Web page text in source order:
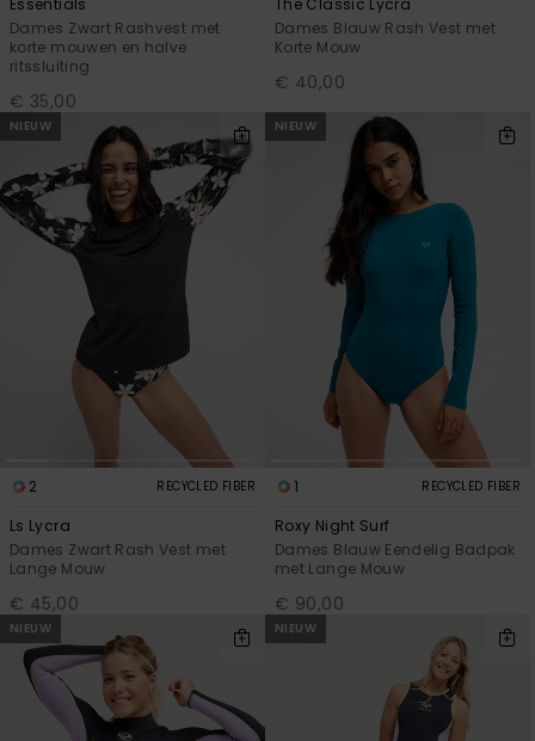
Dames Zwart Rashvest met
korte mouwen en halve
ritssluiting
€ 35,00
Dames Blauw Rash Vest met
Korte Mouw
€ 40,00
NIEUW
2 RECYCLED FIBER
Ls Lycra
Dames Zwart Rash Vest met
Lange Mouw
€ 45,00
NIEUW
1 RECYCLED FIBER
Roxy Night Surf
Dames Blauw Eendelig Badpak
met Lange Mouw
€ 90,00
NIEUW NIEUW